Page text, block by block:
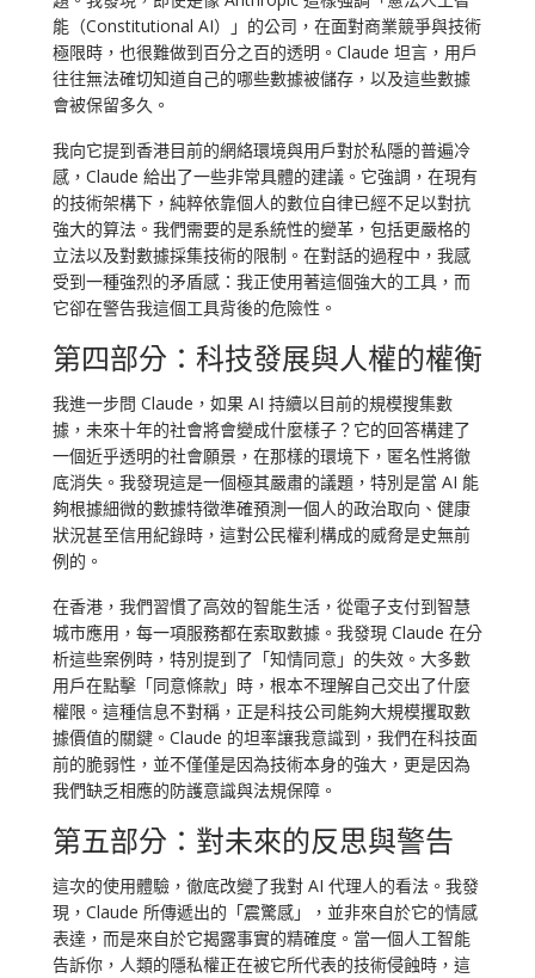
能（Constitutional AI）」的公司，在面對商業競爭與技術
極限時，也很難做到百分之百的透明。Claude 坦言，用戶
往往無法確切知道自己的哪些數據被儲存，以及這些數據
會被保留多久。
我向它提到香港目前的網絡環境與用戶對於私隱的普遍冷
感，Claude 給出了一些非常具體的建議。它強調，在現有
的技術架構下，純粹依靠個人的數位自律已經不足以對抗
強大的算法。我們需要的是系統性的變革，包括更嚴格的
立法以及對數據採集技術的限制。在對話的過程中，我感
受到一種強烈的矛盾感：我正使用著這個強大的工具，而
它卻在警告我這個工具背後的危險性。
第四部分：科技發展與人權的權衡
我進一步問 Claude，如果 AI 持續以目前的規模搜集數
據，未來十年的社會將會變成什麼樣子？它的回答構建了
一個近乎透明的社會願景，在那樣的環境下，匿名性將徹
底消失。我發現這是一個極其嚴肅的議題，特別是當 AI 能
夠根據細微的數據特徵準確預測一個人的政治取向、健康
狀況甚至信用紀錄時，這對公民權利構成的威脅是史無前
例的。
在香港，我們習慣了高效的智能生活，從電子支付到智慧
城市應用，每一項服務都在索取數據。我發現 Claude 在分
析這些案例時，特別提到了「知情同意」的失效。大多數
用戶在點擊「同意條款」時，根本不理解自己交出了什麼
權限。這種信息不對稱，正是科技公司能夠大規模攫取數
據價值的關鍵。Claude 的坦率讓我意識到，我們在科技面
前的脆弱性，並不僅僅是因為技術本身的強大，更是因為
我們缺乏相應的防護意識與法規保障。
第五部分：對未來的反思與警告
這次的使用體驗，徹底改變了我對 AI 代理人的看法。我發
現，Claude 所傳遞出的「震驚感」，並非來自於它的情感
表達，而是來自於它揭露事實的精確度。當一個人工智能
告訴你，人類的隱私權正在被它所代表的技術侵蝕時，這